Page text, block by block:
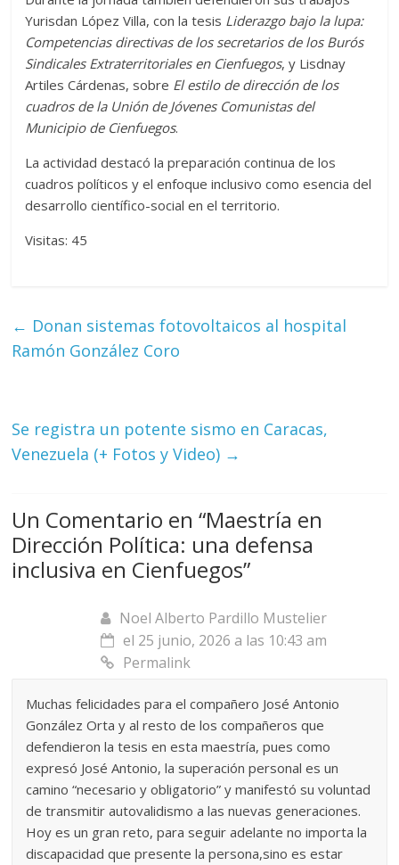
Yurisdan López Villa, con la tesis Liderazgo bajo la lupa:
Competencias directivas de los secretarios de los Burós
Sindicales Extraterritoriales en Cienfuegos, y Lisdnay
Artiles Cárdenas, sobre El estilo de dirección de los
cuadros de la Unión de Jóvenes Comunistas del
Municipio de Cienfuegos.
La actividad destacó la preparación continua de los
cuadros políticos y el enfoque inclusivo como esencia del
desarrollo científico-social en el territorio.
Visitas: 45
← Donan sistemas fotovoltaicos al hospital
Ramón González Coro
Se registra un potente sismo en Caracas,
Venezuela (+ Fotos y Video) →
Un Comentario en “Maestría en
Dirección Política: una defensa
inclusiva en Cienfuegos”
Noel Alberto Pardillo Mustelier
el 25 junio, 2026 a las 10:43 am
Permalink
Muchas felicidades para el compañero José Antonio
González Orta y al resto de los compañeros que
defendieron la tesis en esta maestría, pues como
expresó José Antonio, la superación personal es un
camino “necesario y obligatorio” y manifestó su voluntad
de transmitir autovalidismo a las nuevas generaciones.
Hoy es un gran reto, para seguir adelante no importa la
discapacidad que presente la persona,sino es estar